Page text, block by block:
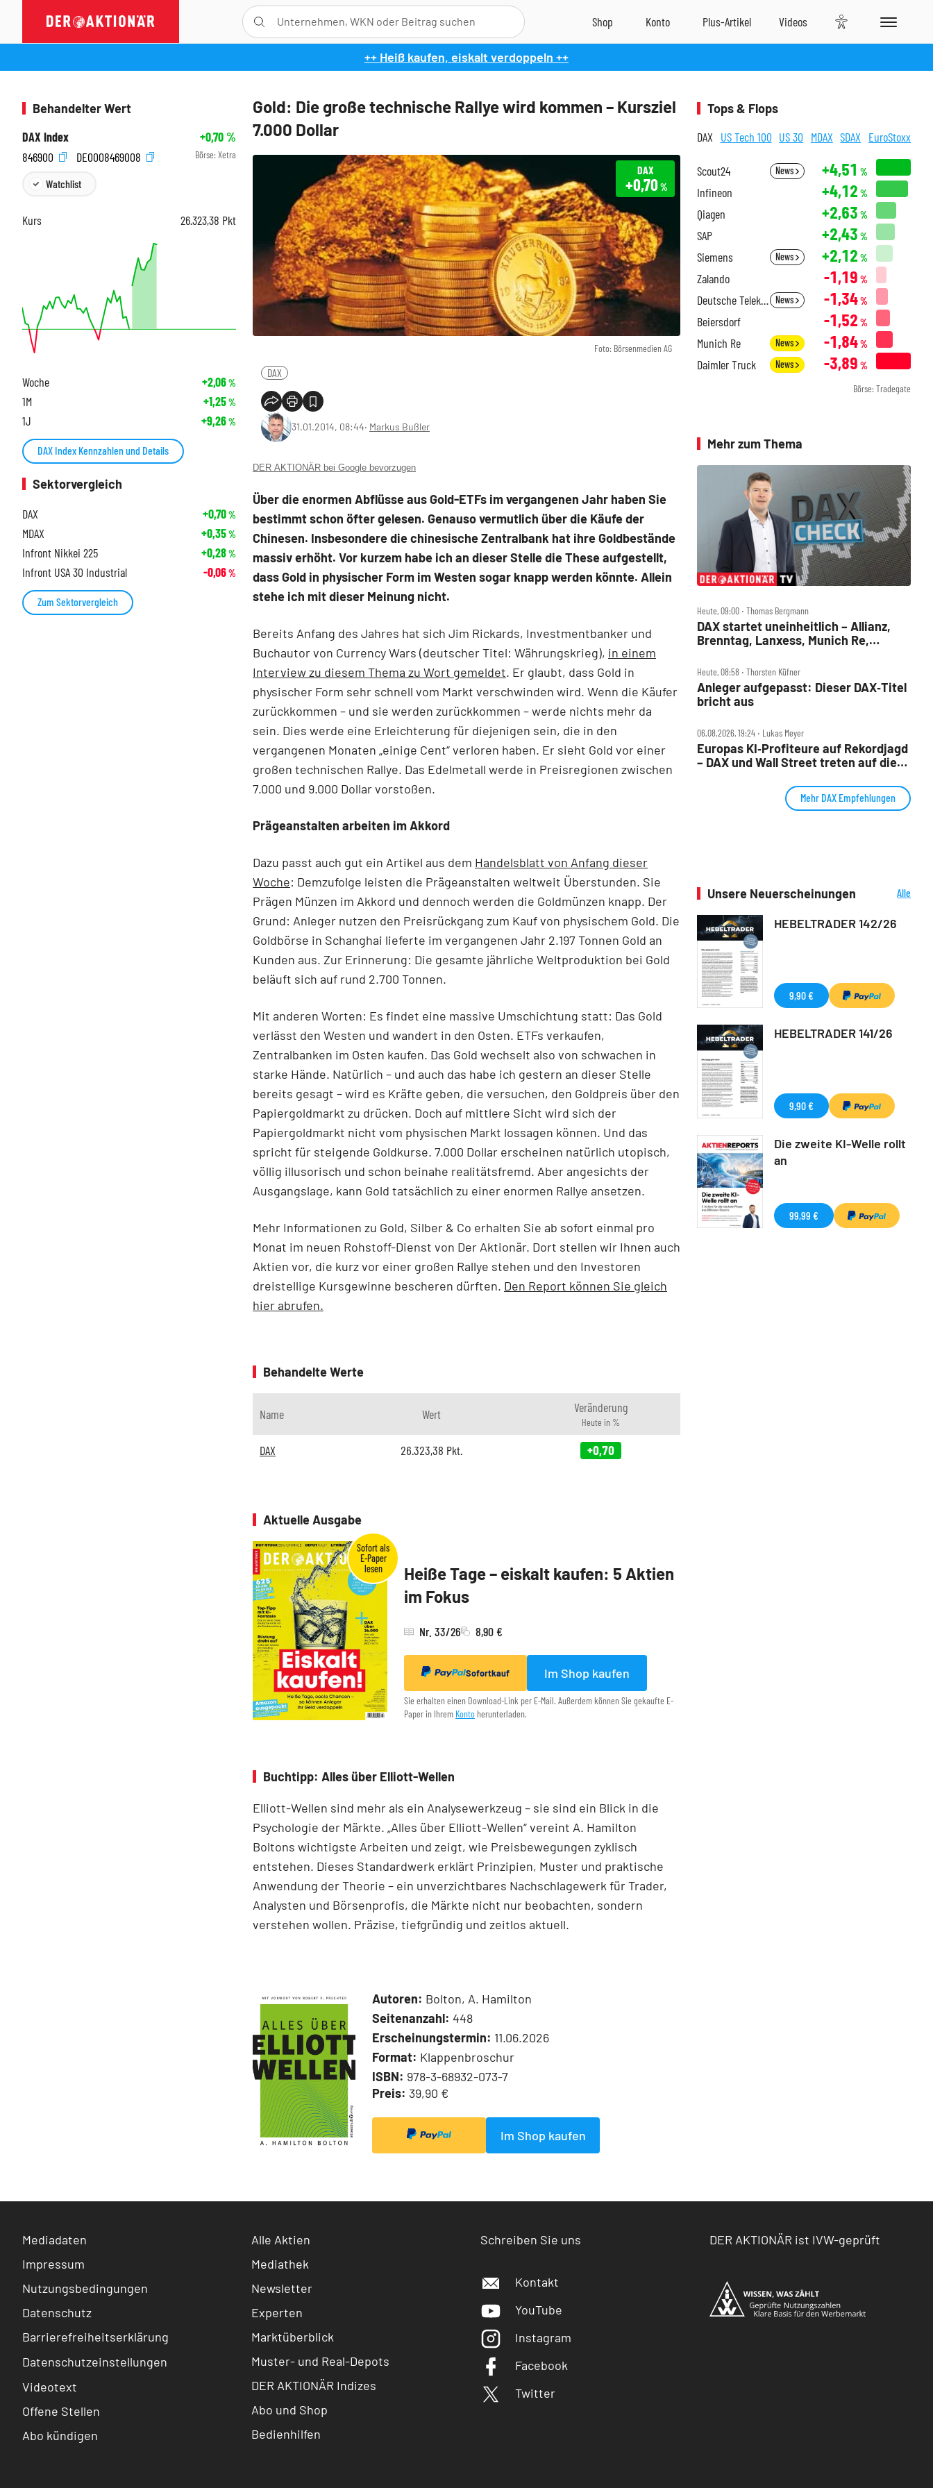
++ Heiß kaufen, eiskalt verdoppeln ++
Gold: Die große technische Rallye wird kommen – Kursziel
7.000 Dollar
Foto: Börsenmedien AG
DAX
+0,70%
DAX
31.01.2014, 08:44‧ Markus Bußler
DER AKTIONÄR bei Google bevorzugen
Über die enormen Abflüsse aus Gold-ETFs im vergangenen Jahr haben Sie
bestimmt schon öfter gelesen. Genauso vermutlich über die Käufe der
Chinesen. Insbesondere die chinesische Zentralbank hat ihre Goldbestände
massiv erhöht. Vor kurzem habe ich an dieser Stelle die These aufgestellt,
dass Gold in physischer Form im Westen sogar knapp werden könnte. Allein
stehe ich mit dieser Meinung nicht.
Bereits Anfang des Jahres hat sich Jim Rickards, Investmentbanker und
Buchautor von Currency Wars (deutscher Titel: Währungskrieg), in einem
Interview zu diesem Thema zu Wort gemeldet. Er glaubt, dass Gold in
physischer Form sehr schnell vom Markt verschwinden wird. Wenn die Käufer
zurückkommen – und sie werden zurückkommen – werde nichts mehr da
sein. Dies werde eine Erleichterung für diejenigen sein, die in den
vergangenen Monaten „einige Cent“ verloren haben. Er sieht Gold vor einer
großen technischen Rallye. Das Edelmetall werde in Preisregionen zwischen
7.000 und 9.000 Dollar vorstoßen.
Prägeanstalten arbeiten im Akkord
Dazu passt auch gut ein Artikel aus dem Handelsblatt von Anfang dieser
Woche: Demzufolge leisten die Prägeanstalten weltweit Überstunden. Sie
Prägen Münzen im Akkord und dennoch werden die Goldmünzen knapp. Der
Grund: Anleger nutzen den Preisrückgang zum Kauf von physischem Gold. Die
Goldbörse in Schanghai lieferte im vergangenen Jahr 2.197 Tonnen Gold an
Kunden aus. Zur Erinnerung: Die gesamte jährliche Weltproduktion bei Gold
beläuft sich auf rund 2.700 Tonnen.
Mit anderen Worten: Es findet eine massive Umschichtung statt: Das Gold
verlässt den Westen und wandert in den Osten. ETFs verkaufen,
Zentralbanken im Osten kaufen. Das Gold wechselt also von schwachen in
starke Hände. Natürlich – und auch das habe ich gestern an dieser Stelle
bereits gesagt – wird es Kräfte geben, die versuchen, den Goldpreis über den
Papiergoldmarkt zu drücken. Doch auf mittlere Sicht wird sich der
Papiergoldmarkt nicht vom physischen Markt lossagen können. Und das
spricht für steigende Goldkurse. 7.000 Dollar erscheinen natürlich utopisch,
völlig illusorisch und schon beinahe realitätsfremd. Aber angesichts der
Ausgangslage, kann Gold tatsächlich zu einer enormen Rallye ansetzen.
Mehr Informationen zu Gold, Silber & Co erhalten Sie ab sofort einmal pro
Monat im neuen Rohstoff-Dienst von Der Aktionär. Dort stellen wir Ihnen auch
Aktien vor, die kurz vor einer großen Rallye stehen und den Investoren
dreistellige Kursgewinne bescheren dürften. Den Report können Sie gleich
hier abrufen.
Behandelte Werte
Name Wert Veränderung
Heute in %
DAX 26.323,38 Pkt. +0,70
Aktuelle Ausgabe
Heiße Tage – eiskalt kaufen: 5 Aktien
im Fokus
Nr. 33/26 8,90 €
Sofortkauf Im Shop kaufen
Sie erhalten einen Download-Link per E-Mail. Außerdem können Sie gekaufte E-
Paper in Ihrem Konto herunterladen.
Buchtipp: Alles über Elliott-Wellen
Elliott-Wellen sind mehr als ein Analysewerkzeug – sie sind ein Blick in die
Psychologie der Märkte. „Alles über Elliott-Wellen“ vereint A. Hamilton
Boltons wichtigste Arbeiten und zeigt, wie Preisbewegungen zyklisch
entstehen. Dieses Standardwerk erklärt Prinzipien, Muster und praktische
Anwendung der Theorie – ein unverzichtbares Nachschlagewerk für Trader,
Analysten und Börsenprofis, die Märkte nicht nur beobachten, sondern
verstehen wollen. Präzise, tiefgründig und zeitlos aktuell.
Autoren: Bolton, A. Hamilton
Seitenanzahl: 448
Erscheinungstermin: 11.06.2026
Format: Klappenbroschur
ISBN: 978-3-68932-073-7
Preis: 39,90 €
Im Shop kaufen
Behandelter Wert
DAX Index
+0,70%
846900
DE0008469008 Börse: Xetra
Watchlist
Kurs 26.323,38 Pkt
Woche +2,06%
1M +1,25%
1J +9,26%
DAX Index Kennzahlen und Details
Sektorvergleich
DAX
+0,70%
MDAX +0,35%
Infront Nikkei 225 +0,28%
Infront USA 30 Industrial -0,06%
Zum Sektorvergleich
Tops & Flops
DAX US Tech 100 US 30 MDAX SDAX EuroStoxx
Scout24 News +4,51 %
Infineon +4,12 %
Qiagen +2,63 %
SAP +2,43 %
Siemens News +2,12 %
Zalando -1,19 %
Deutsche Telekom News -1,34%
Beiersdorf -1,52 %
Munich Re News -1,84%
Daimler Truck News -3,89 %
Börse: Tradegate
Mehr zum Thema
Heute, 09:00 ‧ Thomas Bergmann
DAX startet uneinheitlich – Allianz,
Brenntag, Lanxess, Munich Re,
Heute, 08:58 ‧ Thorsten Küfner
Anleger aufgepasst: Dieser DAX‑Titel
bricht aus
06.08.2026, 19:24 ‧ Lukas Meyer
Europas KI‑Profiteure auf Rekordjagd
– DAX und Wall Street treten auf die
Mehr DAX Empfehlungen
Unsere Neuerscheinungen
Alle
HEBELTRADER 142/26
9,90 €
HEBELTRADER 141/26
9,90 €
Die zweite KI-Welle rollt
an
99,99 €
Mediadaten
Impressum
Nutzungsbedingungen
Datenschutz
Barrierefreiheitserklärung
Datenschutzeinstellungen
Videotext
Offene Stellen
Abo kündigen
Alle Aktien
Mediathek
Newsletter
Experten
Marktüberblick
Muster- und Real-Depots
DER AKTIONÄR Indizes
Abo und Shop
Bedienhilfen
Schreiben Sie uns
Kontakt
YouTube
Instagram
Facebook
Twitter
DER AKTIONÄR ist IVW-geprüft